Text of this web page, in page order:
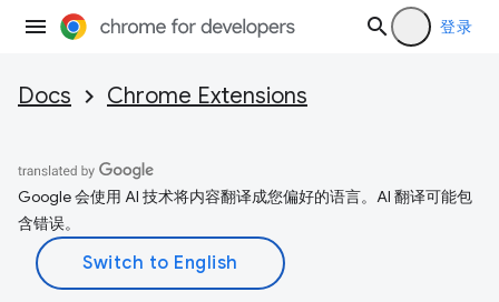
登录
Docs Chrome Extensions
Google 会使用 AI 技术将内容翻译成您偏好的语言。AI 翻译可能包
含错误。